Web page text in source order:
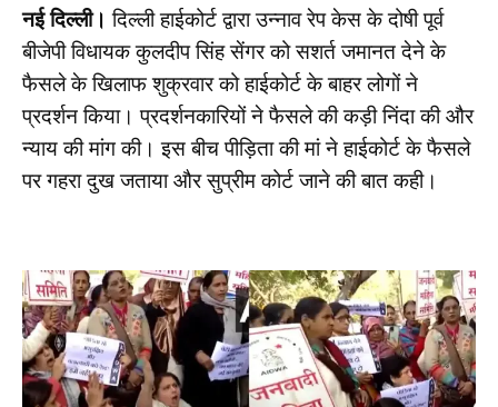
नई दिल्ली। दिल्ली हाईकोर्ट द्वारा उन्नाव रेप केस के दोषी पूर्व
बीजेपी विधायक कुलदीप सिंह सेंगर को सशर्त जमानत देने के
फैसले के खिलाफ शुक्रवार को हाईकोर्ट के बाहर लोगों ने
प्रदर्शन किया। प्रदर्शनकारियों ने फैसले की कड़ी निंदा की और
न्याय की मांग की। इस बीच पीड़िता की मां ने हाईकोर्ट के फैसले
पर गहरा दुख जताया और सुप्रीम कोर्ट जाने की बात कही।